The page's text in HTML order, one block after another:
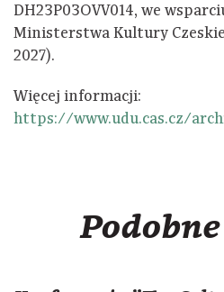
DH23P03OVV014, we
Ministerstwa Kultury
2027).
Więcej informacji:
https://www.udu.cas.cz/